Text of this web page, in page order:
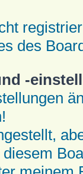
des
-